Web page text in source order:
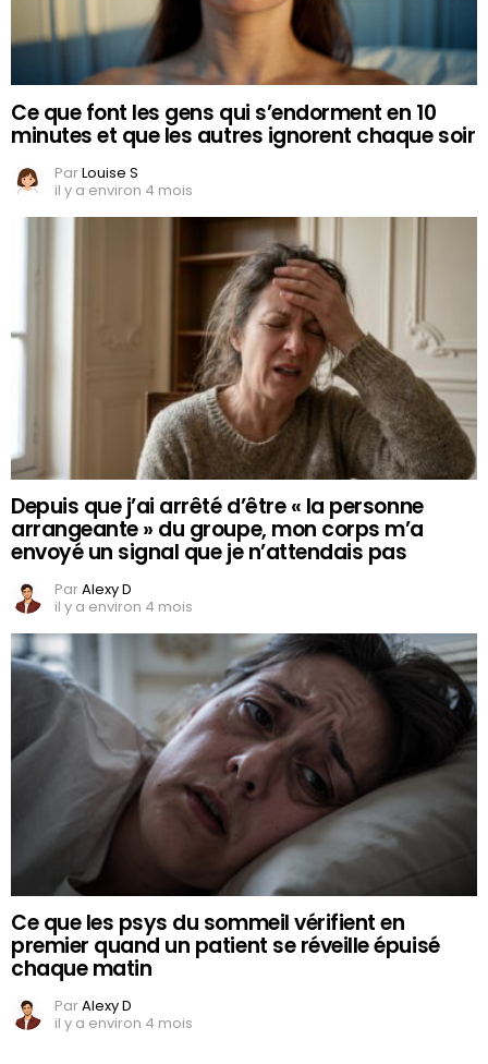
Ce que font les gens qui s’endorment en 10
minutes et que les autres ignorent chaque soir
ParLouise S
il y a environ 4 mois
Depuis que j’ai arrêté d’être « la personne
arrangeante » du groupe, mon corps m’a
envoyé un signal que je n’attendais pas
ParAlexy D
il y a environ 4 mois
Ce que les psys du sommeil vérifient en
premier quand un patient se réveille épuisé
chaque matin
ParAlexy D
il y a environ 4 mois